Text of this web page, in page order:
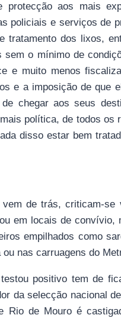
protecção aos mais
policiais e serviços de
tratamento dos lixos,
o mínimo de
e muito menos
e a imposição de que
chegar aos seus
política, de todos os
disso estar bem
de trás, criticam-se
em locais de convívio,
empilhados como
nas carruagens do
positivo tem de
da selecção nacional
Rio de Mouro é